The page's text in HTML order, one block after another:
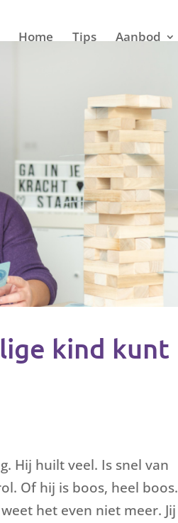
Home Tips Aanbod
kind kunt
Hij huilt veel. Is snel van
Of hij is boos, heel boos.
het even niet meer. Jij